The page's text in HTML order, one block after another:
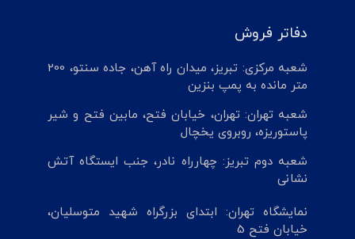
دفاتر فروش
شعبه مرکزی: تبریز، میدان راه آهن، جاده سنتو، 200
متر مانده به پمپ بنزین
شعبه تهران: تهران، خیابان فتح، مابین فتح و شیر
پاستوریزه، روبروی یخچال
شعبه دوم تبریز: چهارراه نادر، جنب ایستگاه آتش
نشانی
نمایشگاه تهران: ابتدای بزرگراه شهید متوسلیان،
خیابان فتح 5